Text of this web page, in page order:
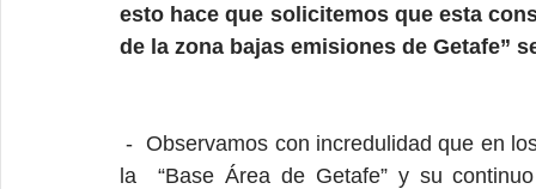
esto hace que solicitemos que esta
de la zona bajas emisiones de Getafe”
-  Observamos con incredulidad que en los informes no hay ninguna mención al impacto de
la  “Base Área de Getafe” y su